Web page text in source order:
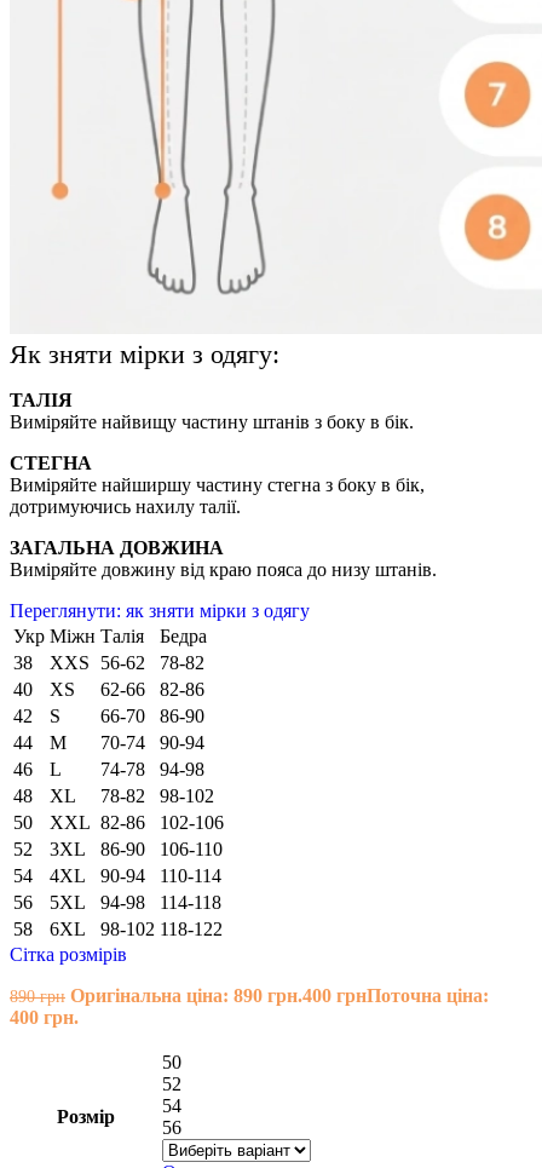
Як зняти мірки з одягу:
ТАЛІЯ
Виміряйте найвищу частину штанів з боку в бік.
СТЕГНА
Виміряйте найширшу частину стегна з боку в бік,
дотримуючись нахилу талії.
ЗАГАЛЬНА ДОВЖИНА
Виміряйте довжину від краю пояса до низу штанів.
Переглянути: як зняти мірки з одягу
Укр Міжн Талія
Бедра
38
XXS 56-62
78-82
40
XS 62-66
82-86
42
S 66-70
86-90
44
M 70-74
90-94
46
L 74-78
94-98
48
XL 78-82
98-102
50
XXL 82-86
102-106
52
3XL 86-90
106-110
54
4XL 90-94
110-114
56
5XL 94-98
114-118
58
6XL 98-102 118-122
Сітка розмірів
890грн Оригінальна ціна: 890 грн.400 грнПоточна ціна:
400 грн.
Розмір
50
52
54
56